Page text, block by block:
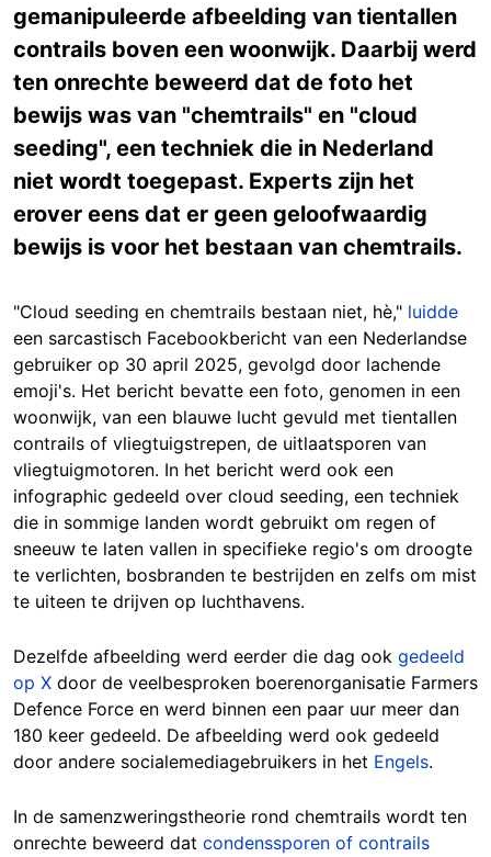
gemanipuleerde afbeelding van tientallen
contrails boven een woonwijk. Daarbij werd
ten onrechte beweerd dat de foto het
bewijs was van "chemtrails" en "cloud
seeding", een techniek die in Nederland
niet wordt toegepast. Experts zijn het
erover eens dat er geen geloofwaardig
bewijs is voor het bestaan van chemtrails.
"Cloud seeding en chemtrails bestaan niet, hè," luidde
een sarcastisch Facebookbericht van een Nederlandse
gebruiker op 30 april 2025, gevolgd door lachende
emoji's. Het bericht bevatte een foto, genomen in een
woonwijk, van een blauwe lucht gevuld met tientallen
contrails of vliegtuigstrepen, de uitlaatsporen van
vliegtuigmotoren. In het bericht werd ook een
infographic gedeeld over cloud seeding, een techniek
die in sommige landen wordt gebruikt om regen of
sneeuw te laten vallen in specifieke regio's om droogte
te verlichten, bosbranden te bestrijden en zelfs om mist
te uiteen te drijven op luchthavens.
Dezelfde afbeelding werd eerder die dag ook gedeeld
op X door de veelbesproken boerenorganisatie Farmers
Defence Force en werd binnen een paar uur meer dan
180 keer gedeeld. De afbeelding werd ook gedeeld
door andere socialemediagebruikers in het Engels.
In de samenzweringstheorie rond chemtrails wordt ten
onrechte beweerd dat condenssporen of contrails